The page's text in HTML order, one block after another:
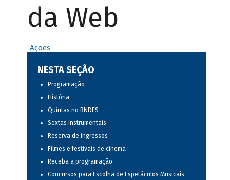
da Web
Ações
NESTA SEÇÃO
Programação
História
Quintas no BNDES
Sextas instrumentais
Reserva de ingressos
Filmes e festivais de cinema
Receba a programação
Concursos para Escolha de Espetáculos Musicais